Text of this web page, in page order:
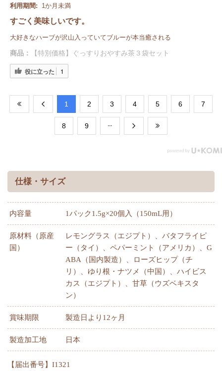
利用期間:
1か月未満
すごく美味しいです。
大好きなハーブが沢山入っていてブルーが本当癒される
商品： 【特別価格】ぐっすりおやすみ茶３袋セット
役に立った 1
​1 ​2 ​3 ​4 ​5 ​6 ​7
​8 ​9
仕様・サイズ
内容量 1パック1.5g×20個入（150mL用）
原材料（原産
国）
レモングラス（エジプト）、バタフライピ
ー（タイ）、ペパーミント（アメリカ）、G
ABA（国内製造）、ローズヒップ（チ
リ）、ゆり根・ナツメ（中国）、ハイビス
カス（エジプト）、甘草（ウズベキスタ
ン）
賞味期限 製造日より12ヶ月
製造加工地 日本
【届出番号】I1321